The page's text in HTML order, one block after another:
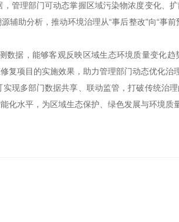
理部门可动态掌握区域污染物浓度变化、
助分析，推动环境治理从“事后整改"向“事
，能够客观反映区域生态环境质量变化趋
项目的实施效果，助力管理部门动态优化治
多部门数据共享、联动监管，打破传统治理
水平，为区域生态保护、绿色发展与环境质